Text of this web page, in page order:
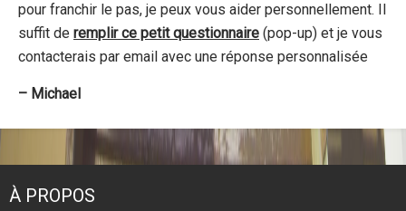
pour franchir le pas, je peux vous aider personnellement. Il
suffit de remplir ce petit questionnaire (pop-up) et je vous
contacterais par email avec une réponse personnalisée
– Michael
À PROPOS